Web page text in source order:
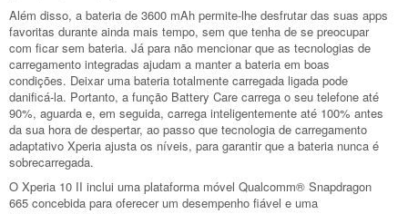
Além disso, a bateria de 3600 mAh permite-lhe desfrutar das suas apps
favoritas durante ainda mais tempo, sem que tenha de se preocupar
com ficar sem bateria. Já para não mencionar que as tecnologias de
carregamento integradas ajudam a manter a bateria em boas
condições. Deixar uma bateria totalmente carregada ligada pode
danificá-la. Portanto, a função Battery Care carrega o seu telefone até
90%, aguarda e, em seguida, carrega inteligentemente até 100% antes
da sua hora de despertar, ao passo que tecnologia de carregamento
adaptativo Xperia ajusta os níveis, para garantir que a bateria nunca é
sobrecarregada.
O Xperia 10 II inclui uma plataforma móvel Qualcomm® Snapdragon
665 concebida para oferecer um desempenho fiável e uma